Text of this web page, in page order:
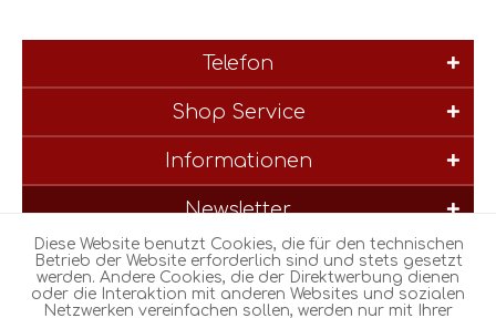
Telefon
Shop Service
Informationen
Newsletter
* Alle Preise inkl. gesetzl. Mehrwertsteuer zzgl.Versandkostenund
ggf. Nachnahmegebühren, wenn nicht anders beschrieben
Diese Website benutzt Cookies, die für den technischen
Betrieb der Website erforderlich sind und stets gesetzt
werden. Andere Cookies, die der Direktwerbung dienen
oder die Interaktion mit anderen Websites und sozialen
Netzwerken vereinfachen sollen, werden nur mit Ihrer